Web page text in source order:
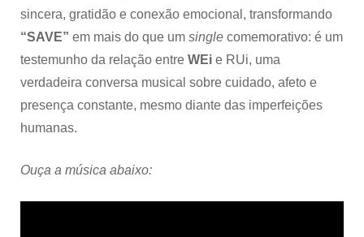
sincera, gratidão e conexão emocional, transformando
“SAVE” em mais do que um single comemorativo: é um
testemunho da relação entre WEi e RUi, uma
verdadeira conversa musical sobre cuidado, afeto e
presença constante, mesmo diante das imperfeições
humanas.
Ouça a música abaixo: